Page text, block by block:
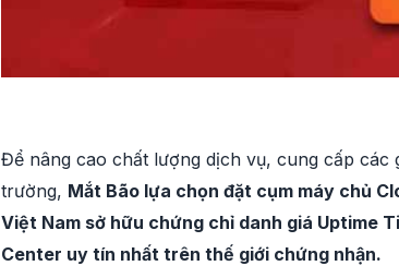
Để nâng cao chất lượng dịch vụ, cung cấp
trường, Mắt Bão lựa chọn đặt cụm máy chủ
Việt Nam sở hữu chứng chỉ danh giá Uptime
Center uy tín nhất trên thế giới chứng nhận.